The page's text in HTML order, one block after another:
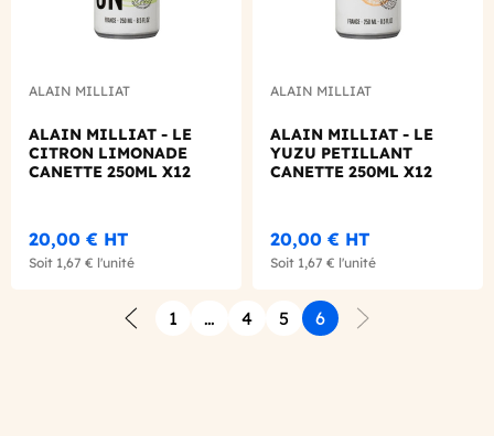
ALAIN MILLIAT
ALAIN MILLIAT - LE
CITRON LIMONADE
CANETTE 250ML X12
20,00 € HT
Soit 1,67 € l'unité
ALAIN MILLIAT
ALAIN MILLIAT - LE
YUZU PETILLANT
CANETTE 250ML X12
20,00 € HT
Soit 1,67 € l'unité
1 … 4 5
6